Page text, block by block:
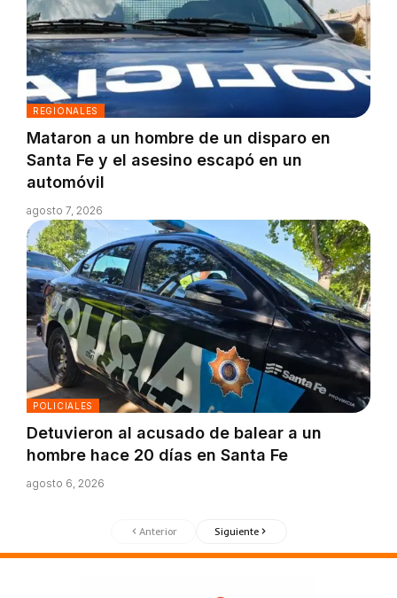
REGIONALES
Mataron a un hombre de un disparo en
Santa Fe y el asesino escapó en un
automóvil
agosto 7, 2026
POLICIALES
Detuvieron al acusado de balear a un
hombre hace 20 días en Santa Fe
agosto 6, 2026
Anterior Siguiente